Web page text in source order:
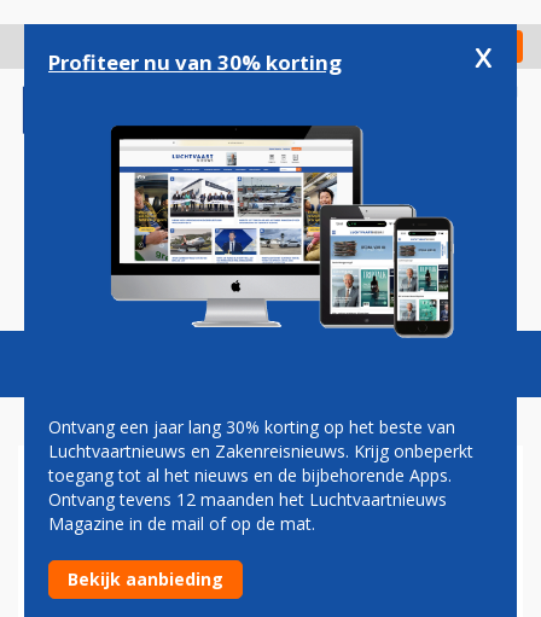
gaan
Check in
Magazine Podcasts Vacatures
SAUDI ARABIAN AIRLINES
ONTVANGT EERSTE AIRBUS
A321XLR
Profiteer nu van 30% korting x
Ontvang een jaar lang 30% korting op het beste van
Luchtvaartnieuws en Zakenreisnieuws. Krijg onbeperkt
toegang tot al het nieuws en de bijbehorende Apps.
Ontvang tevens 12 maanden het Luchtvaartnieuws
Magazine in de mail of op de mat.
Bekijk aanbieding